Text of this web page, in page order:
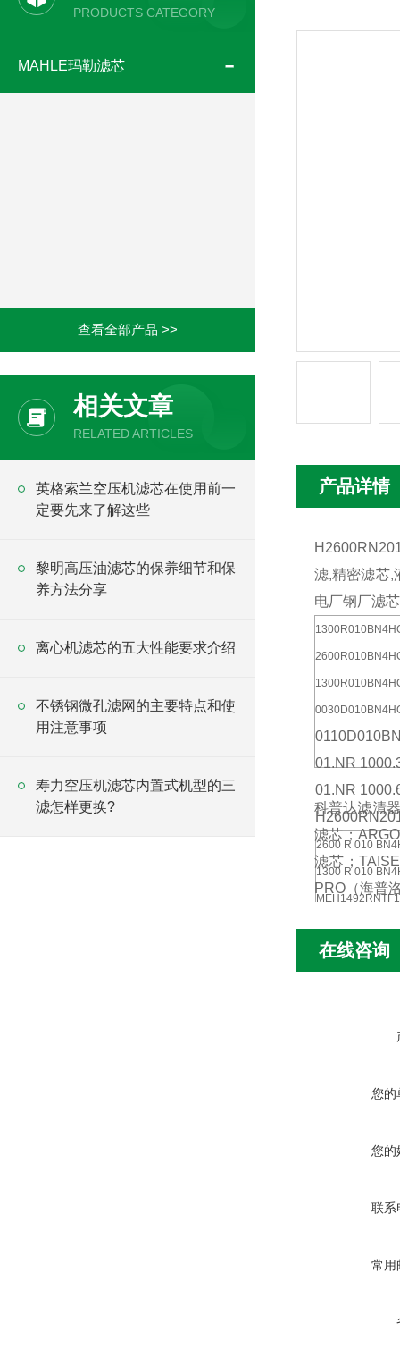
PRODUCTS CATEGORY
MAHLE玛勒滤芯
查看全部产品 >>
相关文章
RELATED ARTICLES
英格索兰空压机滤芯在使用前一
定要先来了解这些
黎明高压油滤芯的保养细节和保
养方法分享
离心机滤芯的五大性能要求介绍
不锈钢微孔滤网的主要特点和使
用注意事项
寿力空压机滤芯内置式机型的三
滤怎样更换?
产品详情
滤,精密滤芯,
电厂钢厂滤
01.NR
01.NR
2600 R 010
1300 R 010
科普达滤清
滤芯；
滤芯；
PRO（海普
在线咨询
您的
您的
联系
常用